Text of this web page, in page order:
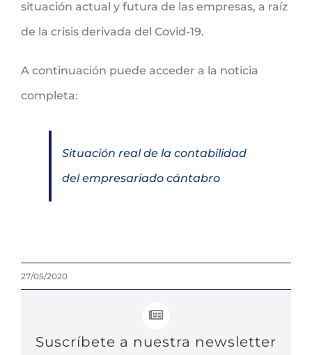
situación actual y futura de las empresas, a raíz
de la crisis derivada del Covid-19.
A continuación puede acceder a la noticia
completa:
Situación real de la contabilidad
del empresariado cántabro
27/05/2020
Suscríbete a nuestra newsletter